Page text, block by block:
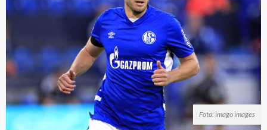
Foto: imago images